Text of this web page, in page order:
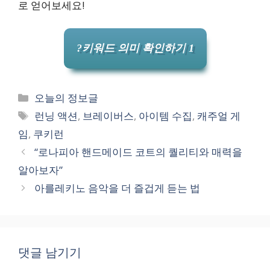
로 얻어보세요!
?키워드 의미 확인하기 1
카
테
리
오늘의 정보글
태
그
런닝 액션, 브레이버스, 아이템 수집, 캐주얼 게
임, 쿠키런
“로나피아 핸드메이드 코트의 퀄리티와 매력을
알아보자”
아를레키노 음악을 더 즐겁게 듣는 법
댓글 남기기